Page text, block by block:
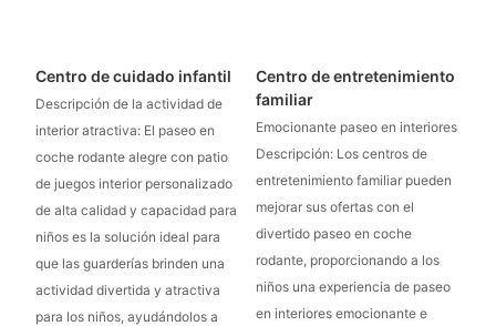
Centro de cuidado infantil
Descripción de la actividad de
interior atractiva: El paseo en
coche rodante alegre con patio
de juegos interior personalizado
de alta calidad y capacidad para
niños es la solución ideal para
que las guarderías brinden una
actividad divertida y atractiva
para los niños, ayudándolos a
Centro de entretenimiento
familiar
Emocionante paseo en interiores
Descripción: Los centros de
entretenimiento familiar pueden
mejorar sus ofertas con el
divertido paseo en coche
rodante, proporcionando a los
niños una experiencia de paseo
en interiores emocionante e